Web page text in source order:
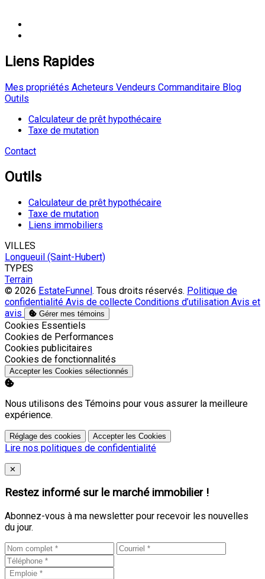
Liens Rapides
Mes propriétés Acheteurs Vendeurs Commanditaire Blog
Outils
Calculateur de prêt hypothécaire
Taxe de mutation
Contact
Outils
Calculateur de prêt hypothécaire
Taxe de mutation
Liens immobiliers
VILLES
Longueuil (Saint-Hubert)
TYPES
Terrain
© 2026 EstateFunnel. Tous droits réservés. Politique de
confidentialité Avis de collecte Conditions d’utilisation Avis et
avis
Gérer mes témoins
Activer
Cookies Essentiels
Activer
Cookies de Performances
Activer
Cookies publicitaires
Activer
Cookies de fonctionnalités
Accepter les Cookies sélectionnés
Nous utilisons des Témoins pour vous assurer la meilleure
expérience.
Réglage des cookies Accepter les Cookies
Lire nos politiques de confidentialité
Close
✕
Restez informé sur le marché immobilier !
Abonnez-vous à ma newsletter pour recevoir les nouvelles
du jour.